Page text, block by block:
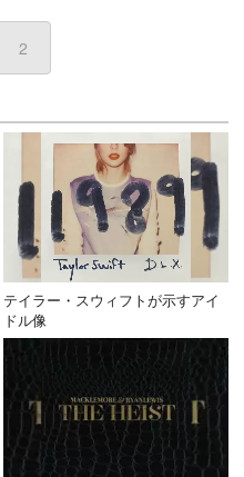
2
テイラー・スウィフトが示すアイ
ドル像